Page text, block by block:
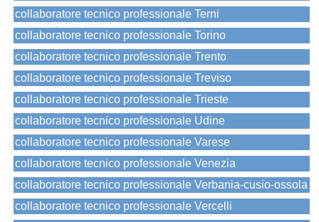
collaboratore tecnico professionale Terni
collaboratore tecnico professionale Torino
collaboratore tecnico professionale Trento
collaboratore tecnico professionale Treviso
collaboratore tecnico professionale Trieste
collaboratore tecnico professionale Udine
collaboratore tecnico professionale Varese
collaboratore tecnico professionale Venezia
collaboratore tecnico professionale Verbania-cusio-ossola
collaboratore tecnico professionale Vercelli